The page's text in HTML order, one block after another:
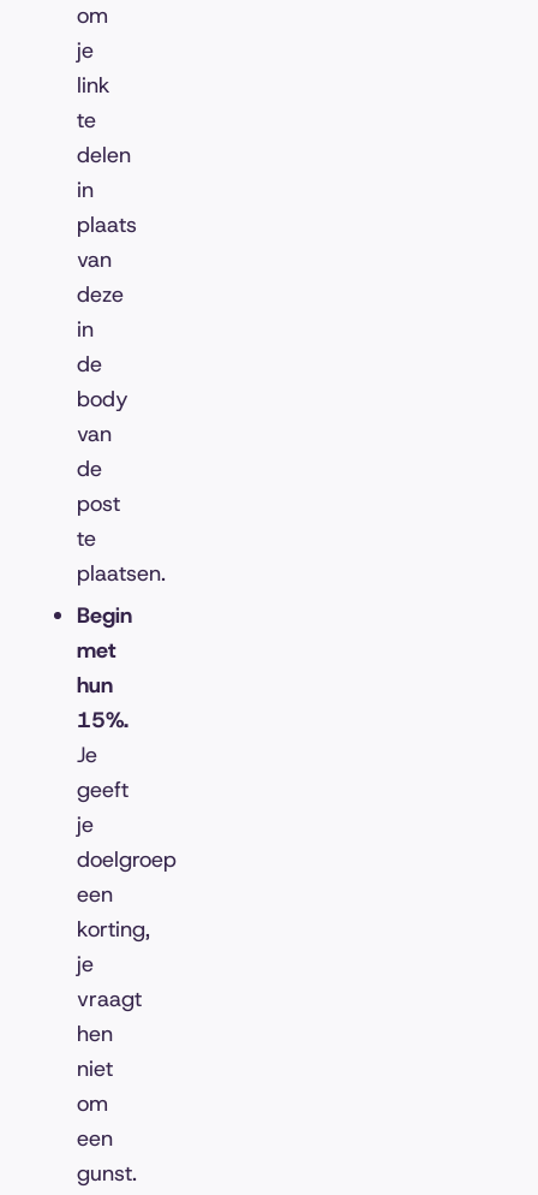
om
je
link
te
delen
in
plaats
van
deze
in
de
body
van
de
post
te
plaatsen.
Begin
met
hun
15%.
Je
geeft
je
doelgroep
een
korting,
je
vraagt
hen
niet
om
een
gunst.